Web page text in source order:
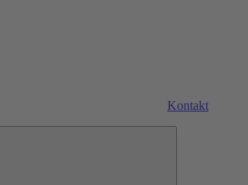
Kontakt